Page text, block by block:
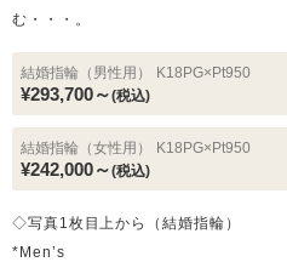
む・・・。
結婚指輪（男性用） K18PG×Pt950
¥293,700～(税込)
結婚指輪（女性用） K18PG×Pt950
¥242,000～(税込)
◇写真1枚目上から（結婚指輪）
*Men’s